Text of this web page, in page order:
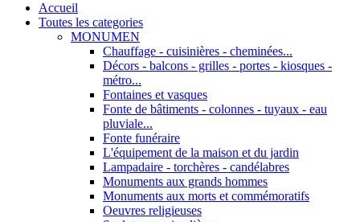
Accueil
Toutes les categories
MONUMEN
Chauffage - cuisinières - cheminées...
Décors - balcons - grilles - portes - kiosques -
métro...
Fontaines et vasques
Fonte de bâtiments - colonnes - tuyaux - eau
pluviale...
Fonte funéraire
L'équipement de la maison et du jardin
Lampadaire - torchères - candélabres
Monuments aux grands hommes
Monuments aux morts et commémoratifs
Oeuvres religieuses